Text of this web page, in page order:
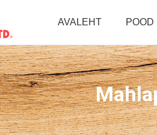
AVALEHT POOD